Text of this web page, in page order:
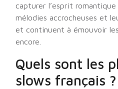
capturer l’esprit
mélodies accrocheuses et
et continuent à émouvoir
encore.
Quels sont les
slows français ?